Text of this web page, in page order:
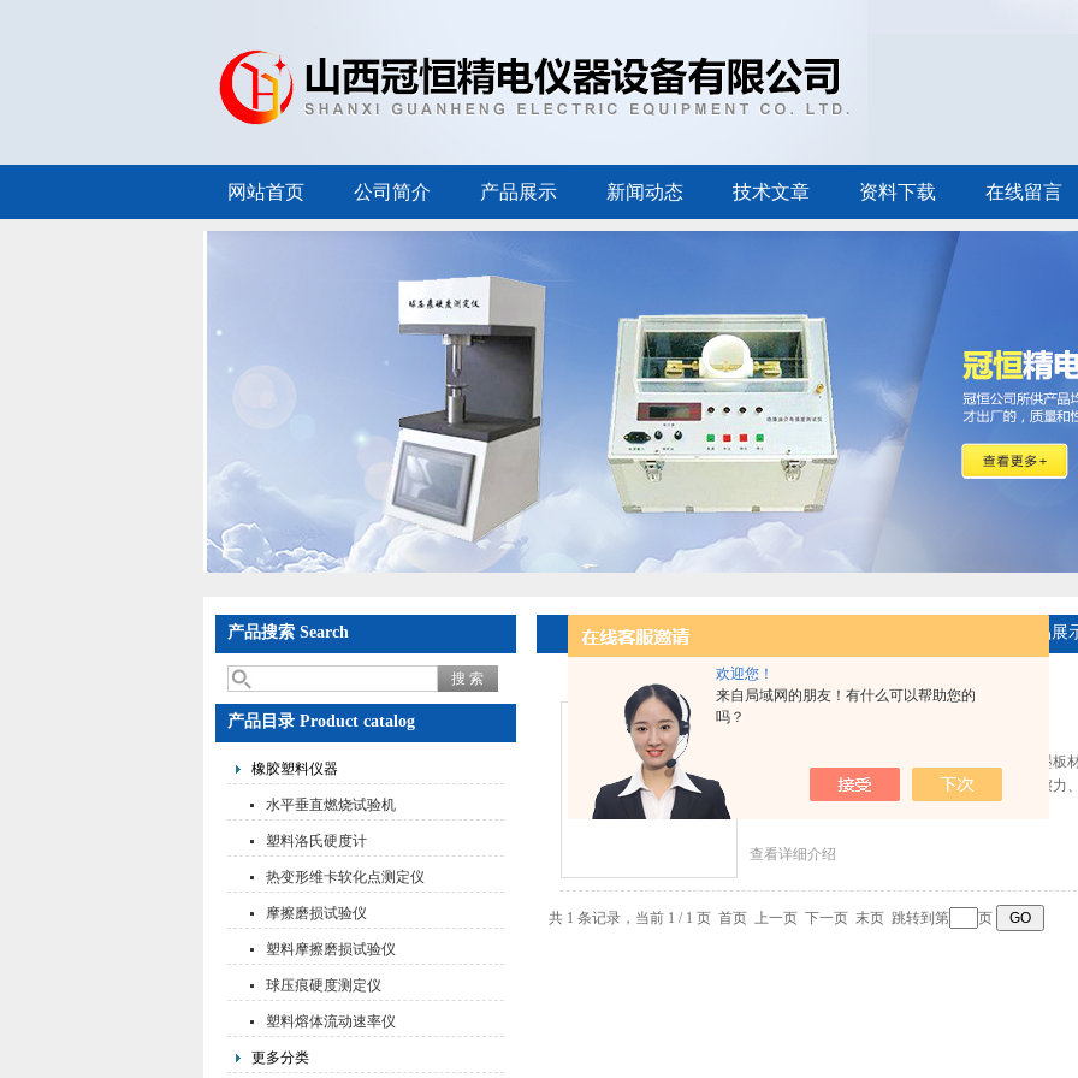
欢迎您！
来自局域网的朋友！有什么可以帮助您的
吗？
网站首页 公司简介 产品展示 新闻动态 技术文章 资料下载 在线留言
产品搜索 Search
产品目录 Product catalog
橡胶塑料仪器
水平垂直燃烧试验机
塑料洛氏硬度计
热变形维卡软化点测定仪
摩擦磨损试验仪
塑料摩擦磨损试验仪
球压痕硬度测定仪
塑料熔体流动速率仪
更多分类
产品展示 产品展
塑料摩擦磨损适用于塑料制品、橡胶制品、石墨
塑料摩擦磨损试验仪，也可对试验中试样的磨擦力
查看详细介绍
共 1 条记录，当前 1 / 1 页 首页 上一页 下一页 末页 跳转到第 页